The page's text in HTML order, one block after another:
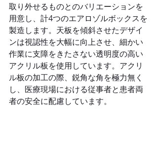
取り外せるものとのバリエーションを
用意し、計4つのエアロゾルボックスを
製造します。天板を傾斜させたデザイ
ンは視認性を大幅に向上させ、細かい
作業に支障をきたさない透明度の高い
アクリル板を使用しています。アクリ
ル板の加工の際、鋭角な角を極力無く
し、医療現場における従事者と患者両
者の安全に配慮しています。